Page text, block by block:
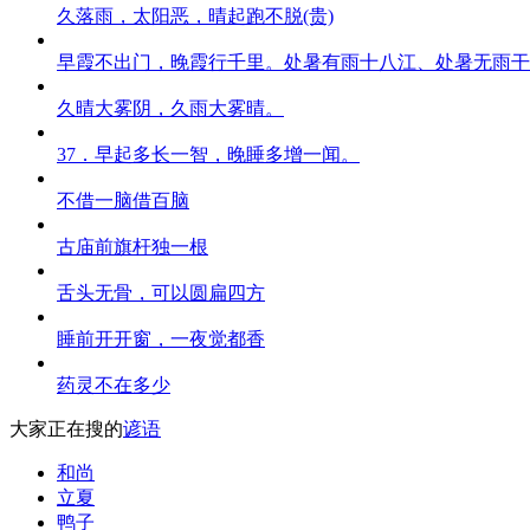
久落雨，太阳恶，晴起跑不脱(贵)
早霞不出门，晚霞行千里。处暑有雨十八江、处暑无雨
久晴大雾阴，久雨大雾晴。
37．早起多长一智，晚睡多增一闻。
不借一脑借百脑
古庙前旗杆独一根
舌头无骨，可以圆扁四方
睡前开开窗，一夜觉都香
药灵不在多少
大家正在搜的谚语
和尚
立夏
鸭子